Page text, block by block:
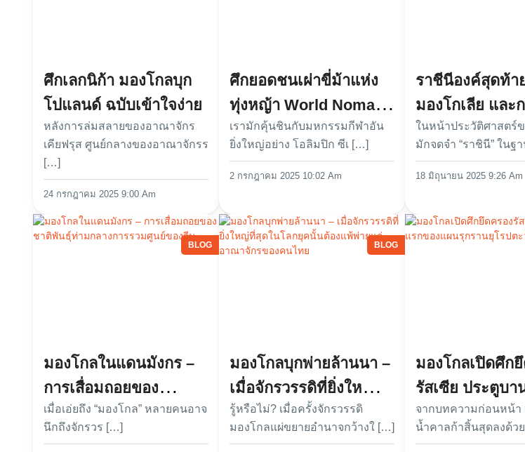
ศึกเลกนิก้า มองโกลบุก
โปแลนด์ ฉบับเข้าใจง่าย
หลังการล่มสลายของอาณาจักร
เคียฟรุส ศูนย์กลางของอาณาจักรร
[…]
24 กรกฎาคม 2025 9:00 Am
ศึกยอดชนเผ่าขี่ม้าแห่ง
ทุ่งหญ้า World Nomad
Games มหกรรมกีฬาชน
เผ่าเร่ร่อนโลก
เรามักคุ้นชินกับมหกรรมกีฬาอัน
ยิ่งใหญ่อย่าง โอลิมปิก ซีเ […]
2 กรกฎาคม 2025 10:02 Am
ราชีนีองค์สุดท้า
มองโกเลีย และ
สังเวยชีวิตเพื่อร
ใหม่
ในหน้าประวัติศาสตร์ข
มักจดจำ “ราชินี” ในฐ
18 มิถุนายน 2025 9:26 Am
BLOG
มองโกลในแดนมังกร –
การเสื่อมถอยของ
ชาติพันธุ์ท่ามกลางการ
รวมศูนย์ของจีน
เมื่อเอ่ยถึง “มองโกล” หลายคนอาจ
นึกถึงจักรวร […]
BLOG
มองโกลบุกพ่ายล้านนา –
เมื่อจักรวรรดิที่ยิ่งใหญ่
ที่สุดในโลกยุคนั้นต้องแพ้
พ่ายแก่อาณาจักรของคน
รู้หรือไม่? เมื่อครั้งจักรวรรดิ
มองโกลแผ่ขยายอำนาจกว้างใ […]
มองโกลเปิดศึก
รัสเซีย ประตูบา
ของแผนรุกราน
ตะวันออก
จากบทความก่อนหน้า
น้ำคาลก้าสิ้นสุดลงด้ว